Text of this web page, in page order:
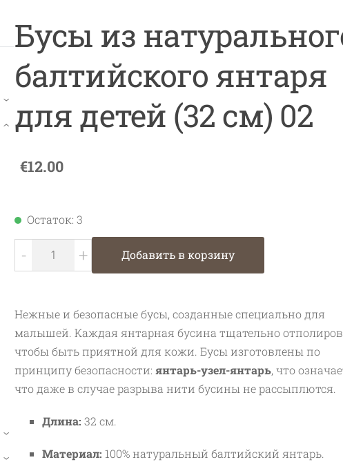
›
›
›
›
Бусы из
балтийского янтаря
для детей (32 см) 02
€12.00
Остаток: 3
- + Добавить в корзину
Нежные и безопасные бусы, созданные специально для
малышей. Каждая янтарная бусина тщательно
чтобы быть приятной для кожи. Бусы изготовлены по
принципу безопасности: янтарь-узел-янтарь, что
что даже в случае разрыва нити бусины не рассыплются.
Длина: 32 см.
Материал: 100% натуральный балтийский янтарь.